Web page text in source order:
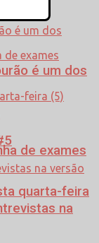
de exames
quarta-feira
é um dos
na